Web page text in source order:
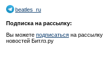
beatles_ru
Подписка на рассылку:
Вы можете подписаться на рассылку
новостей Битлз.ру